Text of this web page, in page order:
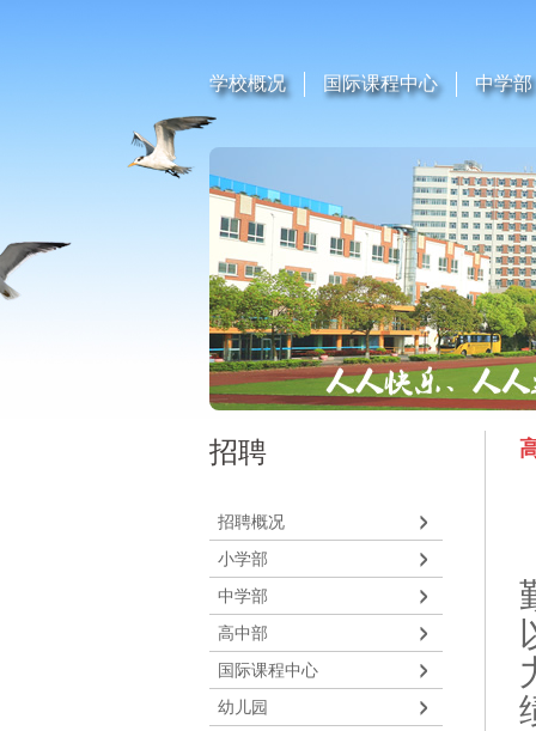
学校概况 国际课程中心 中学部
招聘
招聘概况
小学部
中学部
高中部
国际课程中心
幼儿园